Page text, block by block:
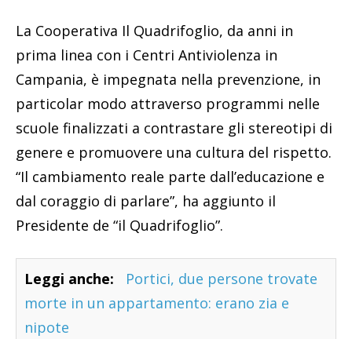
La Cooperativa Il Quadrifoglio, da anni in
prima linea con i Centri Antiviolenza in
Campania, è impegnata nella prevenzione, in
particolar modo attraverso programmi nelle
scuole finalizzati a contrastare gli stereotipi di
genere e promuovere una cultura del rispetto.
“Il cambiamento reale parte dall’educazione e
dal coraggio di parlare”, ha aggiunto il
Presidente de “il Quadrifoglio”.
Leggi anche:
Portici, due persone trovate
morte in un appartamento: erano zia e
nipote